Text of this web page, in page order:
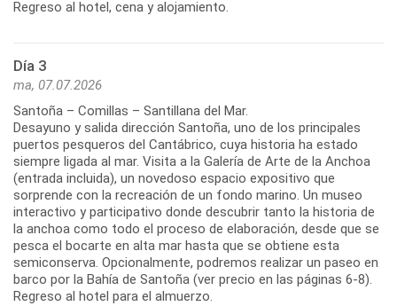
Día 3
ma, 07.07.2026
Santoña – Comillas – Santillana del Mar.
Desayuno y salida dirección Santoña, uno de los principales
puertos pesqueros del Cantábrico, cuya historia ha estado
siempre ligada al mar. Visita a la Galería de Arte de la Anchoa
(entrada incluida), un novedoso espacio expositivo que
sorprende con la recreación de un fondo marino. Un museo
interactivo y participativo donde descubrir tanto la historia de
la anchoa como todo el proceso de elaboración, desde que se
pesca el bocarte en alta mar hasta que se obtiene esta
semiconserva. Opcionalmente, podremos realizar un paseo en
barco por la Bahía de Santoña (ver precio en las páginas 6-8).
Regreso al hotel para el almuerzo.